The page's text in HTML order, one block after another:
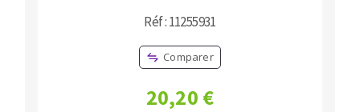
Réf : 11255931
Comparer
20,20 €